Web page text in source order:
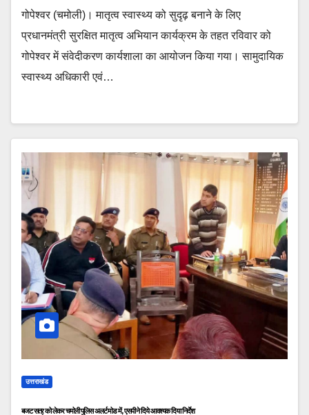
गोपेश्वर (चमोली)। मातृत्व स्वास्थ्य को सुदृढ़ बनाने के लिए
प्रधानमंत्री सुरक्षित मातृत्व अभियान कार्यक्रम के तहत रविवार को
गोपेश्वर में संवेदीकरण कार्यशाला का आयोजन किया गया। सामुदायिक
स्वास्थ्य अधिकारी एवं…
उत्तराखंड
बजट सत्र को लेकर चमोली पुलिस अलर्ट मोड में, एसपी ने दिये आवश्यक दिया निर्देश